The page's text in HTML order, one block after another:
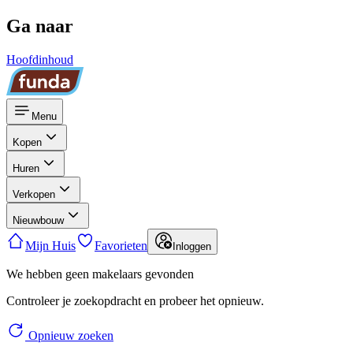
Ga naar
Hoofdinhoud
Menu
Kopen
Huren
Verkopen
Nieuwbouw
Mijn Huis Favorieten Inloggen
We hebben geen makelaars gevonden
Controleer je zoekopdracht en probeer het opnieuw.
Opnieuw zoeken